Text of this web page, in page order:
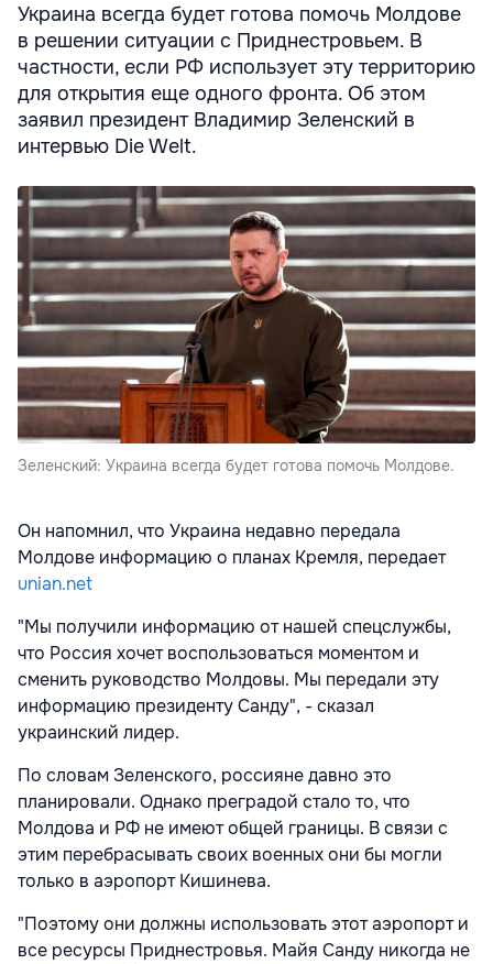
Украина всегда будет готова помочь Молдове
в решении ситуации с Приднестровьем. В
частности, если РФ использует эту территорию
для открытия еще одного фронта. Об этом
заявил президент Владимир Зеленский в
интервью Die Welt.
Зеленский: Украина всегда будет готова помочь Молдове.
Он напомнил, что Украина недавно передала
Молдове информацию о планах Кремля, передает
unian.net
"Мы получили информацию от нашей спецслужбы,
что Россия хочет воспользоваться моментом и
сменить руководство Молдовы. Мы передали эту
информацию президенту Санду", - сказал
украинский лидер.
По словам Зеленского, россияне давно это
планировали. Однако преградой стало то, что
Молдова и РФ не имеют общей границы. В связи с
этим перебрасывать своих военных они бы могли
только в аэропорт Кишинева.
"Поэтому они должны использовать этот аэропорт и
все ресурсы Приднестровья. Майя Санду никогда не